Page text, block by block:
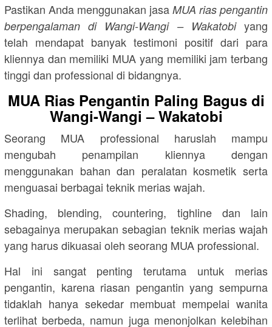
Pastikan Anda menggunakan jasa MUA rias pengantin
berpengalaman di Wangi-Wangi – Wakatobiyang
telah mendapat banyak testimoni positif dari para
kliennya dan memiliki MUA yang memiliki jam terbang
tinggi dan professional di bidangnya.
MUA Rias Pengantin Paling Bagus di
Wangi-Wangi – Wakatobi
Seorang MUA professional haruslah mampu
mengubah penampilan kliennya dengan
menggunakan bahan dan peralatan kosmetik serta
menguasai berbagai teknik merias wajah.
Shading, blending, countering, tighline dan lain
sebagainya merupakan sebagian teknik merias wajah
yang harus dikuasai oleh seorang MUA professional.
Hal ini sangat penting terutama untuk merias
pengantin, karena riasan pengantin yang sempurna
tidaklah hanya sekedar membuat mempelai wanita
terlihat berbeda, namun juga menonjolkan kelebihan